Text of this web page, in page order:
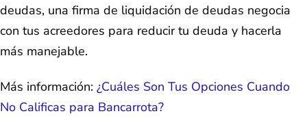
deudas, una firma de liquidación de deudas negocia
con tus acreedores para reducir tu deuda y hacerla
más manejable.
Más información: ¿Cuáles Son Tus Opciones Cuando
No Calificas para Bancarrota?